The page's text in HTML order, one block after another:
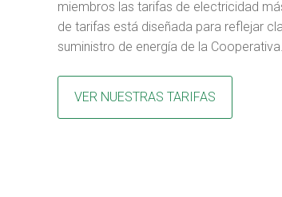
miembros las tarifas de electricidad
de tarifas está diseñada para reflejar
suministro de energía de la Cooperativa.
VER NUESTRAS TARIFAS